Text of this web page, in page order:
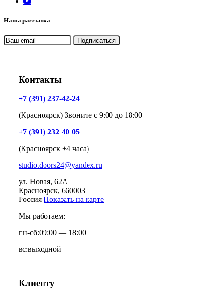
Наша рассылка
Контакты
+7 (391) 237-42-24
(Красноярск) Звоните с 9:00 до 18:00
+7 (391) 232-40-05
(Красноярск +4 часа)
studio.doors24@yandex.ru
ул. Новая, 62А
Красноярск, 660003
Россия Показать на карте
Мы работаем:
пн-сб:09:00 — 18:00
вс:выходной
Клиенту